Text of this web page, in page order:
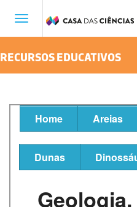
Toggle
RECURSOS EDUCATIVOS